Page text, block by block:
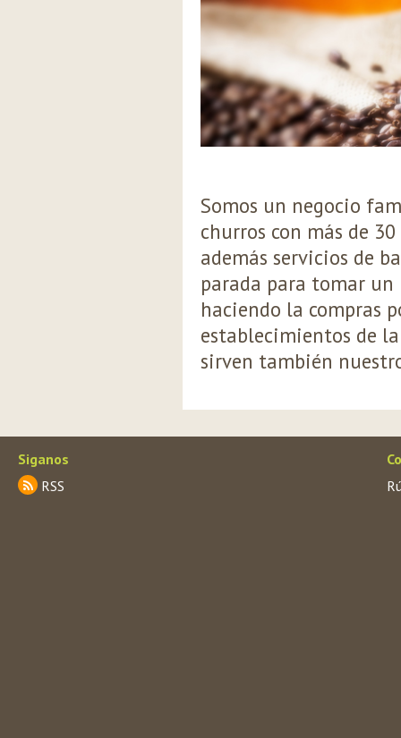
Somos un negocio
churros con más de
además servicios de
parada para tomar un
haciendo la compras
establecimientos de
sirven también
Siganos
RSS